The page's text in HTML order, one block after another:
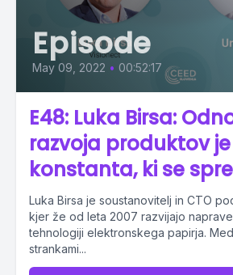
Episode
May 09, 2022 • 00:52:17
E48: Luka Birsa:
razvoja produktov je
konstanta, ki se
Luka Birsa je soustanovitelj in CTO
kjer že od leta 2007 razvijajo
tehnologiji elektronskega papirja.
strankami...